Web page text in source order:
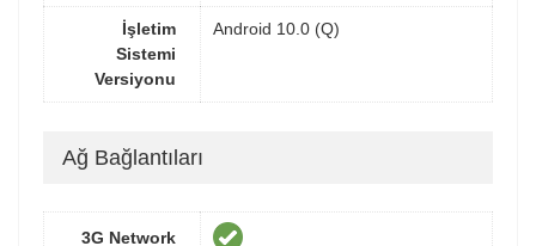
İşletim
Sistemi
Versiyonu
Android 10.0 (Q)
Ağ Bağlantıları
3G Network